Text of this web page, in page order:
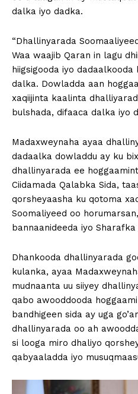
dalka iyo dadka.
“Dhallinyarada
Waa waajib Qaran in lagu
hiigsigooda iyo
dalka. Dowladda aan
xaqiijinta kaalinta
bulshada, difaaca dalka iyo
Madaxweynaha ayaa
dadaalka dowladdu ay ku
dhallinyarada ee
Ciidamada Qalabka Sida,
qorsheyaasha ku qotoma
Soomaliyeed oo
bannaanideeda iyo
Dhankooda dhallinyarada
kulanka, ayaa
mudnaanta uu siiyey
qabo awooddooda
bandhigeen sida ay uga
dhallinyarada oo ah
si looga miro dhaliyo
qabyaaladda iyo